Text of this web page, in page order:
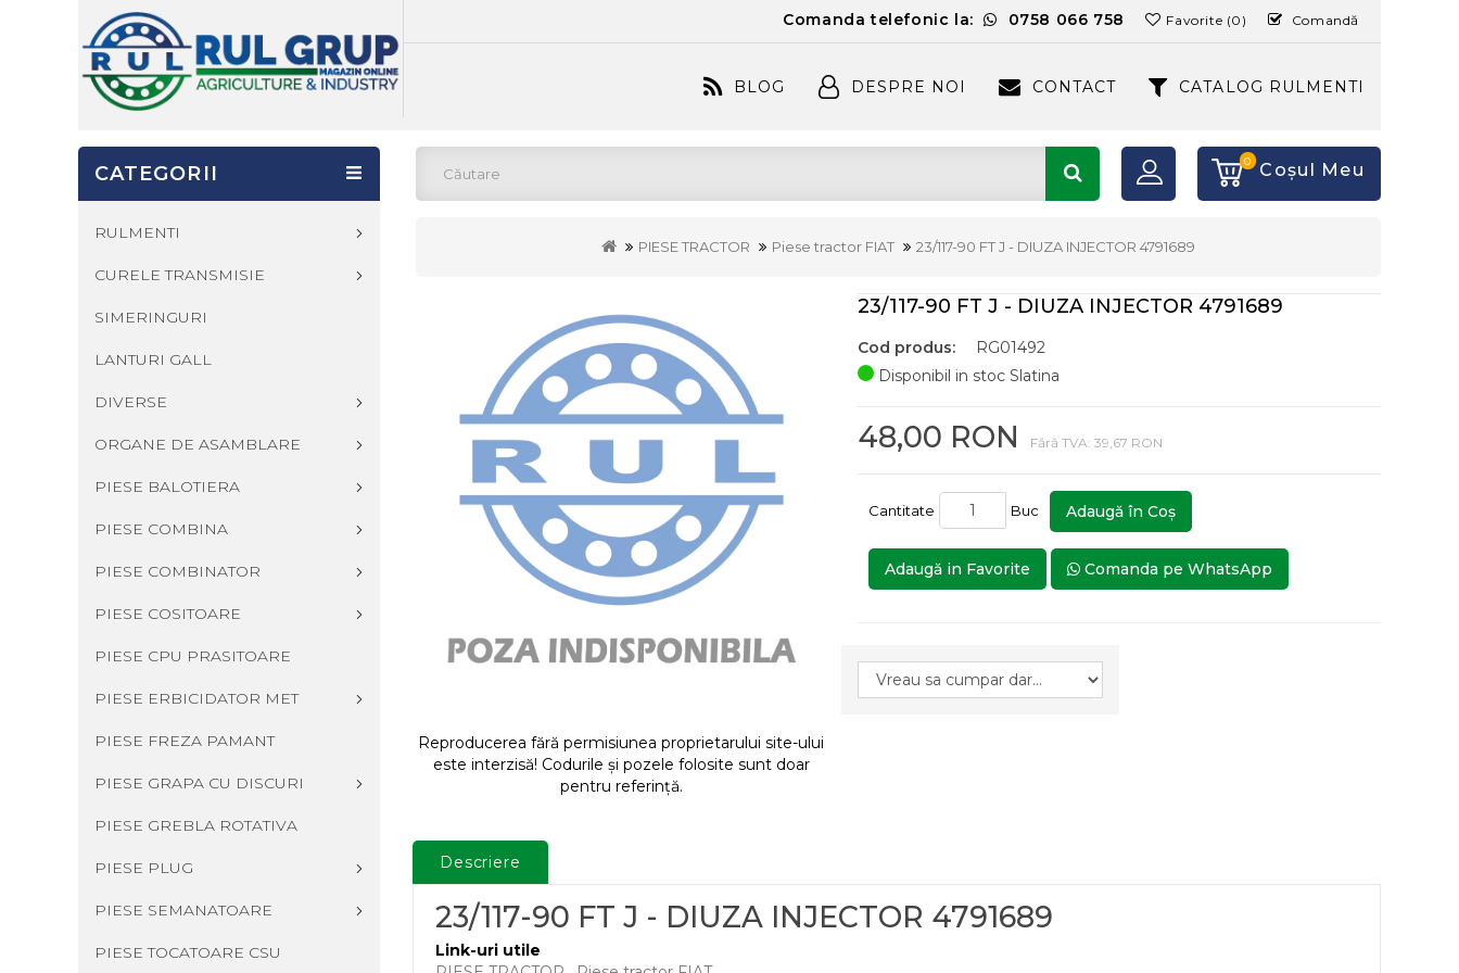
Comanda telefonic la: 0758 066 758 Favorite (0) Comandă
BLOG DESPRE NOI CONTACT CATALOG RULMENTI
0 Coşul Meu
PIESE TRACTOR Piese tractor FIAT 23/117-90 FT J - DIUZA INJECTOR 4791689
CATEGORII
RULMENTI
CURELE TRANSMISIE
SIMERINGURI
LANTURI GALL
DIVERSE
ORGANE DE ASAMBLARE
PIESE BALOTIERA
PIESE COMBINA
PIESE COMBINATOR
PIESE COSITOARE
PIESE CPU PRASITOARE
PIESE ERBICIDATOR MET
PIESE FREZA PAMANT
PIESE GRAPA CU DISCURI
PIESE GREBLA ROTATIVA
PIESE PLUG
PIESE SEMANATOARE
PIESE TOCATOARE CSU
Reproducerea fără permisiunea proprietarului site-ului
este interzisă! Codurile și pozele folosite sunt doar
pentru referință.
23/117-90 FT J - DIUZA INJECTOR 4791689
Cod produs:
RG01492
Disponibil in stoc Slatina
48,00 RON Fără TVA: 39,67 RON
Cantitate Buc Adaugă în Coş
Adaugă in Favorite Comanda pe WhatsApp
Descriere
23/117-90 FT J - DIUZA INJECTOR 4791689
Link-uri utile